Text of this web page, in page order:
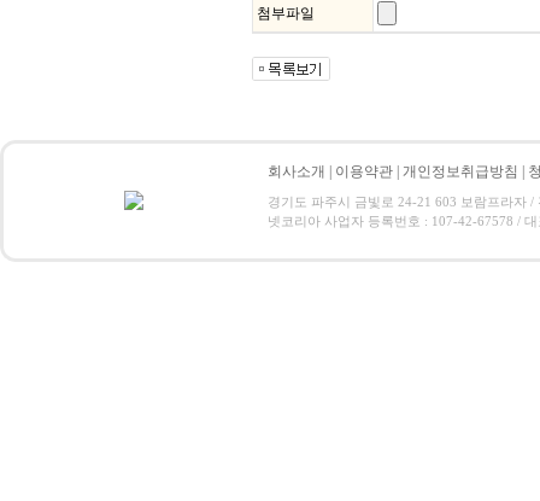
첨부파일
회사소개 이용약관 개인정보취급방침
경기도 파주시 금빛로 24-21 603 보람프라자
넷코리아 사업자 등록번호 : 107-42-67578 /